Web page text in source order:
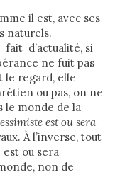
il est, avec ses
naturels.
fait d’actualité, si
ne fuit pas
le regard, elle
ou pas, on ne
le monde de la
est ou sera
À l’inverse, tout
ou sera
non de